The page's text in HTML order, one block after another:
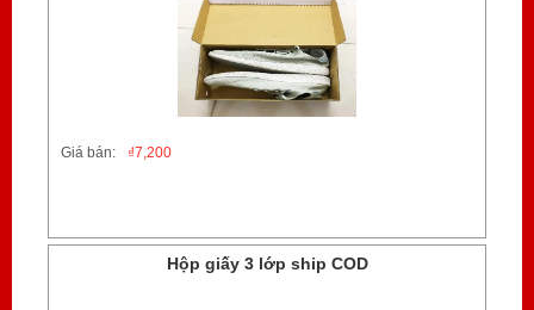
Giá bán: 7,200
₫
Hộp giấy 3 lớp ship COD